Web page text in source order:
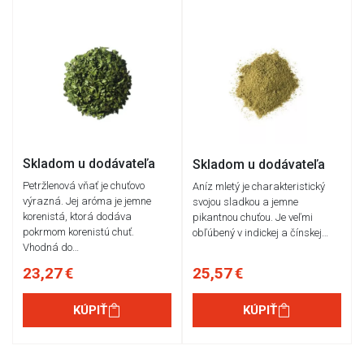
Skladom u dodávateľa
Petržlenová vňať je chuťovo
výrazná. Jej aróma je jemne
korenistá, ktorá dodáva
pokrmom korenistú chuť.
Vhodná do…
23,27 €
KÚPIŤ
Skladom u dodávateľa
Aníz mletý je charakteristický
svojou sladkou a jemne
pikantnou chuťou. Je veľmi
obľúbený v indickej a čínskej…
25,57 €
KÚPIŤ